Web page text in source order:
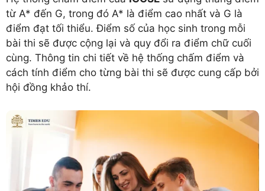
từ A* đến G, trong đó A* là điểm cao nhất và G là
điểm đạt tối thiểu. Điểm số của học sinh trong mỗi
bài thi sẽ được cộng lại và quy đổi ra điểm chữ cuối
cùng. Thông tin chi tiết về hệ thống chấm điểm và
cách tính điểm cho từng bài thi sẽ được cung cấp bởi
hội đồng khảo thí.